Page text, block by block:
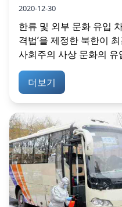
2020-12-30
한류 및 외부 문화 유입
격법’을 제정한 북한이
사회주의 사상 문화의 유
더보기